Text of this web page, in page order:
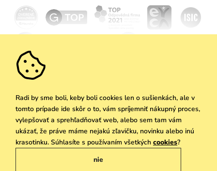
Vrátenie a reklamácia
Darčekové poukazy
We Care
Vuchlook
Predajne
Odoberať
Copyright © 2026 Vuch s.r.o. Všetky práva vyhradené. Technicky zabezpečuje
Simplia.cz
Radi by sme boli, keby boli cookies len o sušienkách, ale v
tomto prípade ide skôr o to, vám spríjemniť nákupný proces,
vylepšovať a sprehľadňovať web, alebo sem tam vám
ukázať, že práve máme nejakú zľavičku, novinku alebo inú
krasotinku. Súhlasíte s používaním všetkých cookies?
nie